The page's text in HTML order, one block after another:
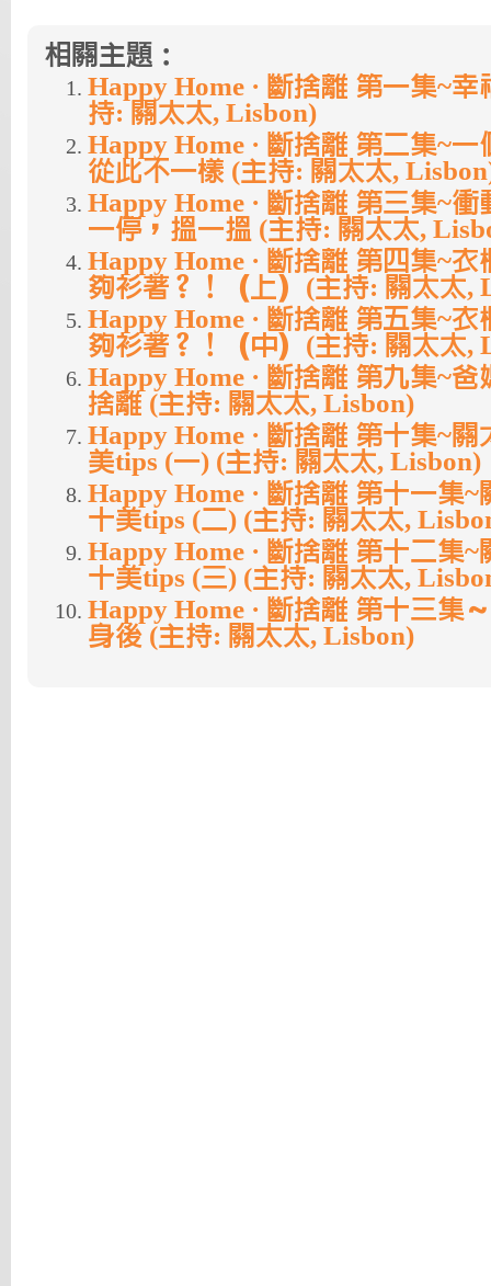
相關主題：
Happy Home · 斷捨離 第一集~幸
持: 關太太, Lisbon)
Happy Home · 斷捨離 第二集~
從此不一樣 (主持: 關太太,
Happy Home · 斷捨離 第三集~
一停，搵一搵 (主持: 關太太,
Happy Home · 斷捨離 第四集~
夠衫著？！（上）(主持: 關太太,
Happy Home · 斷捨離 第五集~
夠衫著？！（中）(主持: 關太太,
Happy Home · 斷捨離 第九集~
捨離 (主持: 關太太, Lisbon)
Happy Home · 斷捨離 第十集~
美tips (一) (主持: 關太太, Lisbon)
Happy Home · 斷捨離 第十一集
十美tips (二) (主持: 關太太,
Happy Home · 斷捨離 第十二集
十美tips (三) (主持: 關太太,
Happy Home · 斷捨離 第十三集
身後 (主持: 關太太, Lisbon)